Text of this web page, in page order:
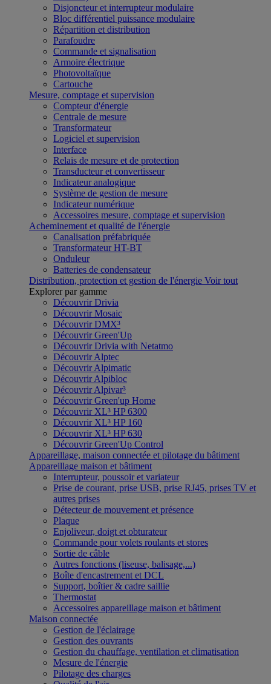
Disjoncteur et interrupteur modulaire
Bloc différentiel puissance modulaire
Répartition et distribution
Parafoudre
Commande et signalisation
Armoire électrique
Photovoltaïque
Cartouche
Mesure, comptage et supervision
Compteur d'énergie
Centrale de mesure
Transformateur
Logiciel et supervision
Interface
Relais de mesure et de protection
Transducteur et convertisseur
Indicateur analogique
Système de gestion de mesure
Indicateur numérique
Accessoires mesure, comptage et supervision
Acheminement et qualité de l'énergie
Canalisation préfabriquée
Transformateur HT-BT
Onduleur
Batteries de condensateur
Distribution, protection et gestion de l'énergie Voir tout
Explorer par gamme
Découvrir Drivia
Découvrir Mosaic
Découvrir DMX³
Découvrir Green'Up
Découvrir Drivia with Netatmo
Découvrir Alptec
Découvrir Alpimatic
Découvrir Alpibloc
Découvrir Alpivar³
Découvrir Green'up Home
Découvrir XL³ HP 6300
Découvrir XL³ HP 160
Découvrir XL³ HP 630
Découvrir Green'Up Control
Appareillage, maison connectée et pilotage du bâtiment
Appareillage maison et bâtiment
Interrupteur, poussoir et variateur
Prise de courant, prise USB, prise RJ45, prises TV et
autres prises
Détecteur de mouvement et présence
Plaque
Enjoliveur, doigt et obturateur
Commande pour volets roulants et stores
Sortie de câble
Autres fonctions (liseuse, balisage,...)
Boîte d'encastrement et DCL
Support, boîtier & cadre saillie
Thermostat
Accessoires appareillage maison et bâtiment
Maison connectée
Gestion de l'éclairage
Gestion des ouvrants
Gestion du chauffage, ventilation et climatisation
Mesure de l'énergie
Pilotage des charges